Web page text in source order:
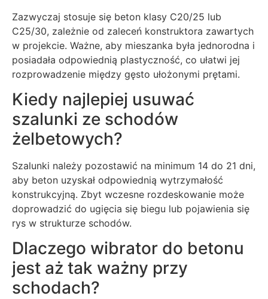
Zazwyczaj stosuje się beton klasy C20/25 lub
C25/30, zależnie od zaleceń konstruktora zawartych
w projekcie. Ważne, aby mieszanka była jednorodna i
posiadała odpowiednią plastyczność, co ułatwi jej
rozprowadzenie między gęsto ułożonymi prętami.
Kiedy najlepiej usuwać
szalunki ze schodów
żelbetowych?
Szalunki należy pozostawić na minimum 14 do 21 dni,
aby beton uzyskał odpowiednią wytrzymałość
konstrukcyjną. Zbyt wczesne rozdeskowanie może
doprowadzić do ugięcia się biegu lub pojawienia się
rys w strukturze schodów.
Dlaczego wibrator do betonu
jest aż tak ważny przy
schodach?